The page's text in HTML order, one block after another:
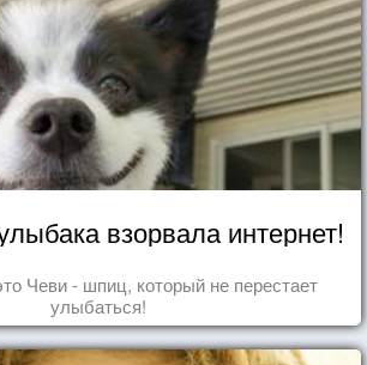
взорвала интернет!
Чеви - шпиц, который не перестает
улыбаться!